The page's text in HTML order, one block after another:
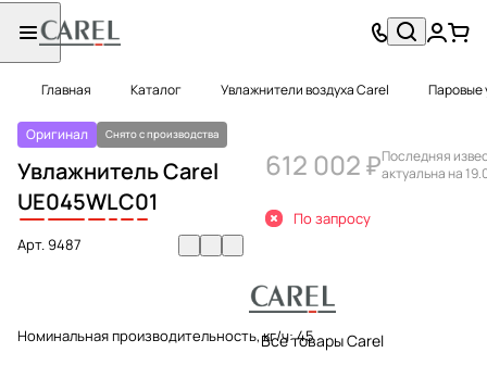
Главная Каталог Увлажнители воздуха Carel Паровые
Оригинал Снято с производства
Увлажнитель Carel
UE045WLC01
Арт.9487
Номинальная производительность, кг/ч:45
612 002 ₽Последняя
актуальна на
По запросу
Все товары Carel